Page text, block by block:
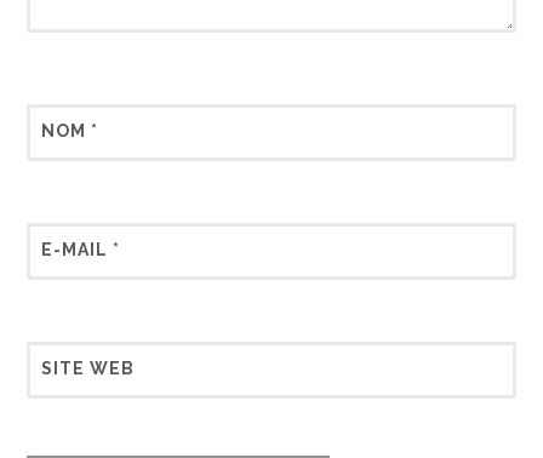
NOM *
E-MAIL *
SITE WEB